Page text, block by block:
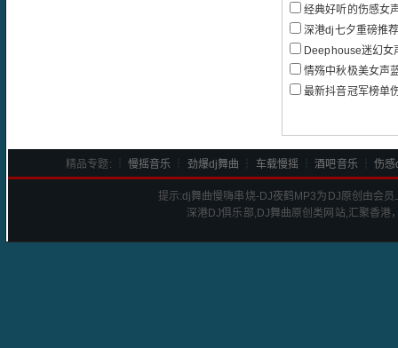
经典好听的伤感女
深港dj七夕重磅推荐
Deephouse迷幻女声梦
情殇中秋极美女声蓝调
最新抖音冠军榜单伤感热
精品专题: ┆ 慢摇音乐 劲爆dj舞曲 车载慢摇 ┆酒吧音乐┆伤感
提示:dj舞曲慢嗨串烧-DJ夜鹤 MP3为DJ原创由会
深港DJ俱乐部,DJ舞曲原创类网站,汇聚香港